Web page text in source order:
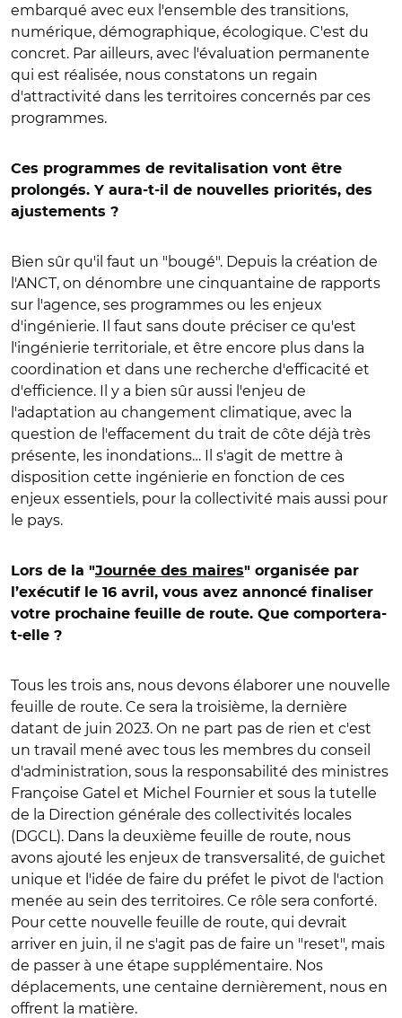
embarqué avec eux l'ensemble des transitions,
numérique, démographique, écologique. C'est du
concret. Par ailleurs, avec l'évaluation permanente
qui est réalisée, nous constatons un regain
d'attractivité dans les territoires concernés par ces
programmes.
Ces programmes de revitalisation vont être
prolongés. Y aura-t-il de nouvelles priorités, des
ajustements ?
Bien sûr qu'il faut un "bougé". Depuis la création de
l'ANCT, on dénombre une cinquantaine de rapports
sur l'agence, ses programmes ou les enjeux
d'ingénierie. Il faut sans doute préciser ce qu'est
l'ingénierie territoriale, et être encore plus dans la
coordination et dans une recherche d'efficacité et
d'efficience. Il y a bien sûr aussi l'enjeu de
l'adaptation au changement climatique, avec la
question de l'effacement du trait de côte déjà très
présente, les inondations… Il s'agit de mettre à
disposition cette ingénierie en fonction de ces
enjeux essentiels, pour la collectivité mais aussi pour
le pays.
Lors de la "Journée des maires" organisée par
l’exécutif le 16 avril, vous avez annoncé finaliser
votre prochaine feuille de route. Que comportera-
t-elle ?
Tous les trois ans, nous devons élaborer une nouvelle
feuille de route. Ce sera la troisième, la dernière
datant de juin 2023. On ne part pas de rien et c'est
un travail mené avec tous les membres du conseil
d'administration, sous la responsabilité des ministres
Françoise Gatel et Michel Fournier et sous la tutelle
de la Direction générale des collectivités locales
(DGCL). Dans la deuxième feuille de route, nous
avons ajouté les enjeux de transversalité, de guichet
unique et l'idée de faire du préfet le pivot de l'action
menée au sein des territoires. Ce rôle sera conforté.
Pour cette nouvelle feuille de route, qui devrait
arriver en juin, il ne s'agit pas de faire un "reset", mais
de passer à une étape supplémentaire. Nos
déplacements, une centaine dernièrement, nous en
offrent la matière.